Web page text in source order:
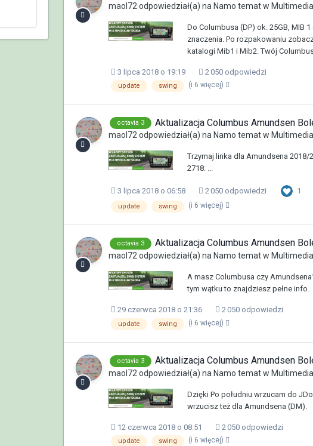
maol72 odpowiedział(a) na Namo temat w
Do Columbusa (DP) ok. 25GB, MIB 1
znaczenia. Po rozpakowaniu
katalogi Mib1 i Mib2. Twój Columbus
3 lipca 2018 o 19:19 2 050 odpowiedzi
update swing (i 6 więcej)
octavia 3 Aktualizacja Columbus Amundsen
maol72odpowiedział(a) na Namo temat w
Trzymaj linka dla Amundsena 2018/
2718: ...
3 lipca 2018 o 06:58 2 050 odpowiedzi 1
update swing (i 6 więcej)
octavia 3 Aktualizacja Columbus Amundsen
maol72 odpowiedział(a) na Namo temat w
A masz Columbusa czy
tym wątku to znajdziesz pełne info.
29 czerwca 2018 o 21:36 2 050 odpowiedzi
update swing (i 6 więcej)
octavia 3 Aktualizacja Columbus Amundsen
maol72 odpowiedział(a) na Namo temat w
Dzięki Po południu wrzucam do
wrzucisz też dla Amundsena (DM).
12 czerwca 2018 o 08:51 2 050 odpowiedzi
update swing (i 6 więcej)